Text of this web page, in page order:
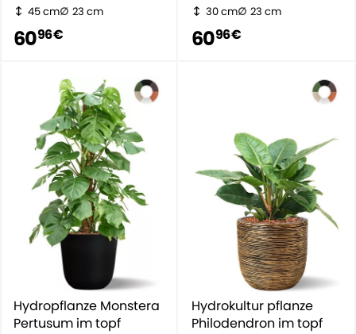
45 cm 23 cm
6096 €
30 cm 23 cm
6096 €
Hydropflanze Monstera
Pertusum im topf
Hydrokultur pflanze
Philodendron im topf